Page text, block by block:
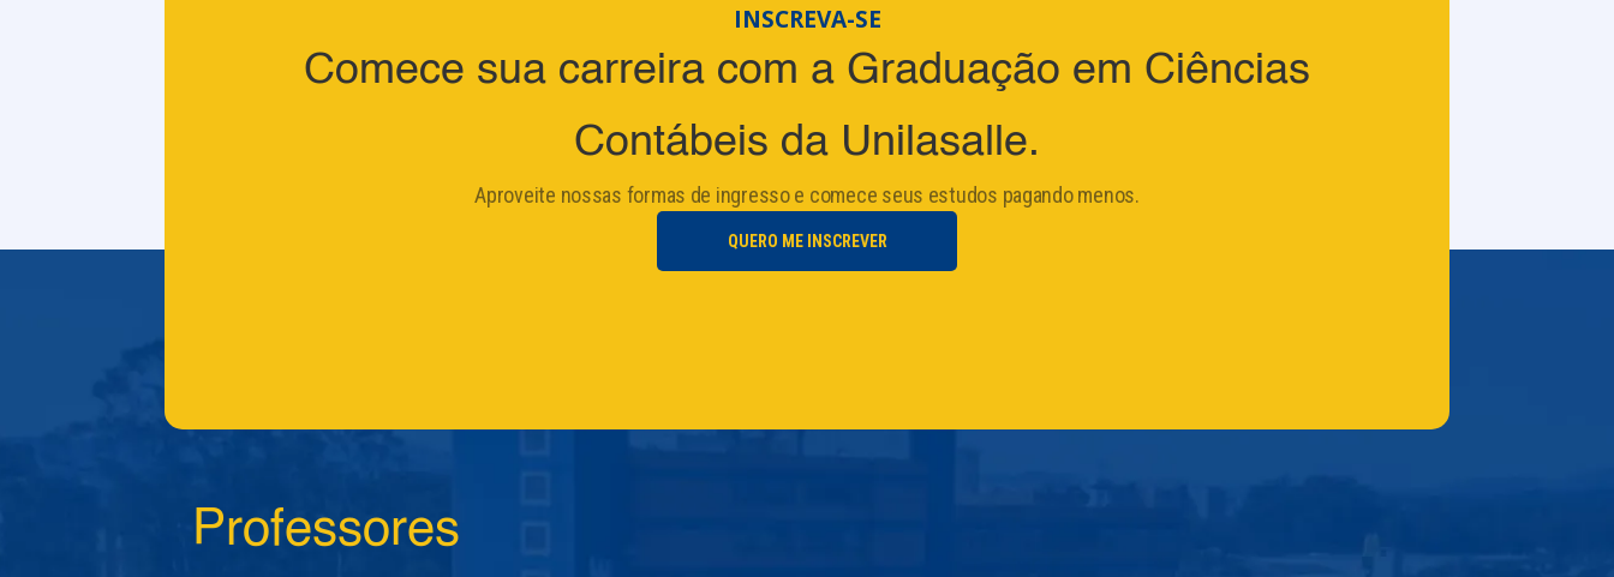
INSCREVA-SE
Comece sua carreira com a Graduação em Ciências
Contábeis da Unilasalle.
Aproveite nossas formas de ingresso e comece seus estudos pagando menos.
QUERO ME INSCREVER
Professores